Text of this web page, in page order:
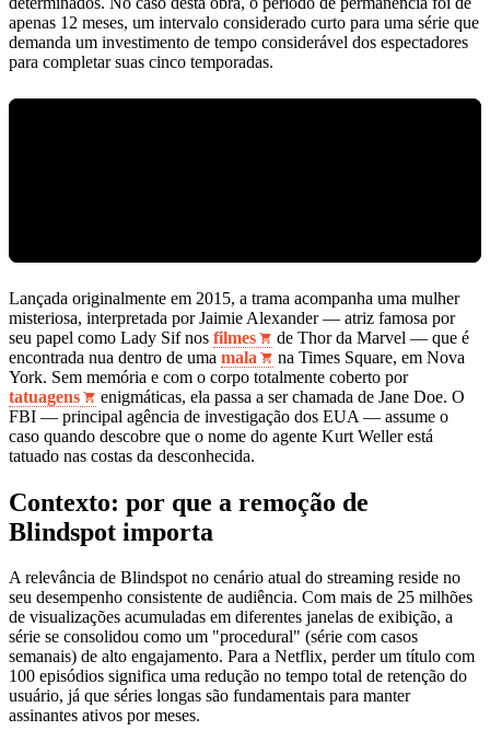
apenas 12 meses, um intervalo considerado curto para uma série que
demanda um investimento de tempo considerável dos espectadores
para completar suas cinco temporadas.
Lançada originalmente em 2015, a trama acompanha uma mulher
misteriosa, interpretada por Jaimie Alexander — atriz famosa por
seu papel como Lady Sif nos filmes
de Thor da Marvel — que é
encontrada nua dentro de uma mala
na Times Square, em Nova
York. Sem memória e com o corpo totalmente coberto por
tatuagens
enigmáticas, ela passa a ser chamada de Jane Doe. O
FBI — principal agência de investigação dos EUA — assume o
caso quando descobre que o nome do agente Kurt Weller está
tatuado nas costas da desconhecida.
Contexto: por que a remoção de
Blindspot importa
A relevância de Blindspot no cenário atual do streaming reside no
seu desempenho consistente de audiência. Com mais de 25 milhões
de visualizações acumuladas em diferentes janelas de exibição, a
série se consolidou como um "procedural" (série com casos
semanais) de alto engajamento. Para a Netflix, perder um título com
100 episódios significa uma redução no tempo total de retenção do
usuário, já que séries longas são fundamentais para manter
assinantes ativos por meses.